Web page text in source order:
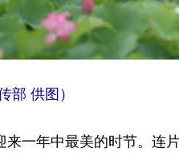
部 供图）
年中最美的时节。连